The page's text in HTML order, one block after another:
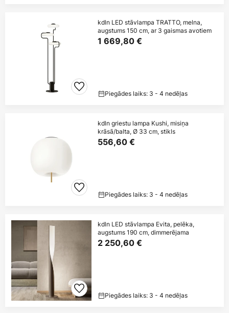
kdln LED stāvlampa TRATTO, melna,
augstums 150 cm, ar 3 gaismas avotiem
1 669,80 €
Piegādes laiks: 3 - 4 nedēļas
kdln griestu lampa Kushi, misiņa
krāsā/balta, Ø 33 cm, stikls
556,60 €
Piegādes laiks: 3 - 4 nedēļas
kdln LED stāvlampa Evita, pelēka,
augstums 190 cm, dimmerējama
2 250,60 €
Piegādes laiks: 3 - 4 nedēļas